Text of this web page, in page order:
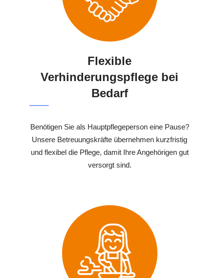
Flexible
Verhinderungspflege bei
Bedarf
Benötigen Sie als Hauptpflegeperson eine Pause?
Unsere Betreuungskräfte übernehmen kurzfristig
und flexibel die Pflege, damit Ihre Angehörigen gut
versorgt sind.